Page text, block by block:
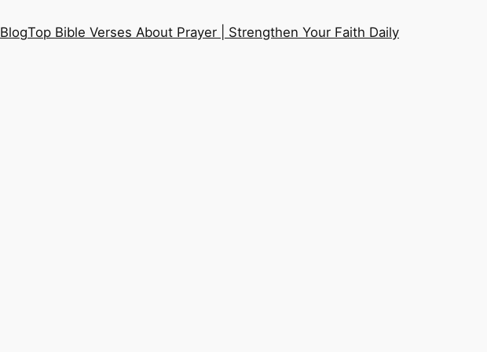
BlogTop Bible Verses About Prayer | Strengthen Your Faith Daily